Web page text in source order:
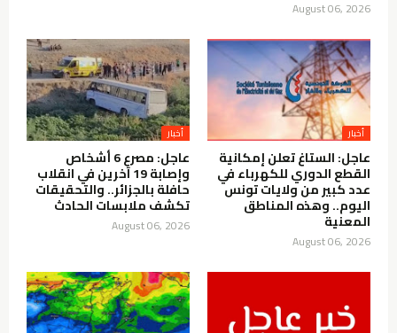
August 06, 2026
أخبار
عاجل: الستاغ تعلن إمكانية
القطع الدوري للكهرباء في
عدد كبير من ولايات تونس
اليوم.. وهذه المناطق
المعنية
August 06, 2026
أخبار
عاجل: مصرع 6 أشخاص
وإصابة 19 آخرين في انقلاب
حافلة بالجزائر.. والتحقيقات
تكشف ملابسات الحادث
August 06, 2026